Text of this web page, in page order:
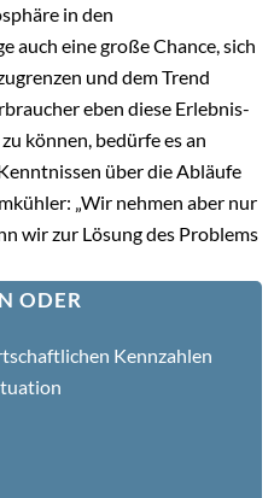
in den
auch eine große Chance, sich
und dem Trend
eben diese Erlebnis-
können, bedürfe es an
über die Abläufe
„Wir nehmen aber nur
wir zur Lösung des Problems
ODER
Kennzahlen